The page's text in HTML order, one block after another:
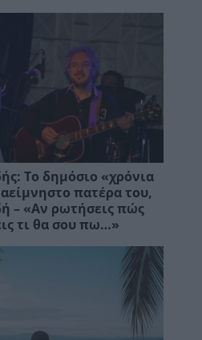
Το δημόσιο «χρόνια
πατέρα του,
– «Αν ρωτήσεις πώς
τι θα σου πω…»